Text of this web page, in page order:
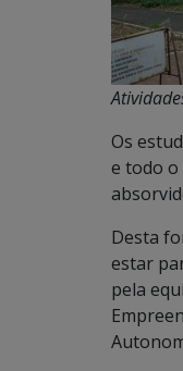
Os
e todo o
Desta
estar
pela